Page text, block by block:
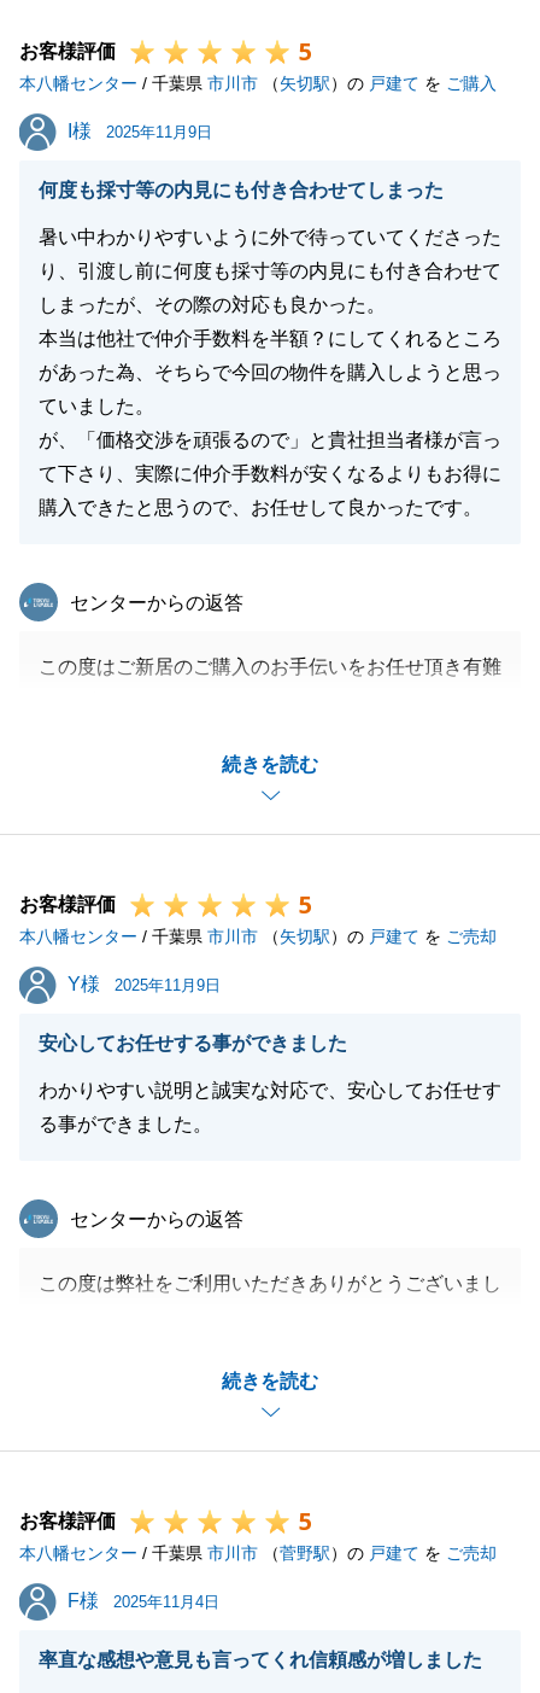
閉じる
お客様評価 5
本八幡センター / 千葉県 市川市 （矢切駅）の 戸建て を ご購入
I様
I様 2025年11月9日
何度も採寸等の内見にも付き合わせてしまった
暑い中わかりやすいように外で待っていてくださった
り、引渡し前に何度も採寸等の内見にも付き合わせて
しまったが、その際の対応も良かった。
本当は他社で仲介手数料を半額？にしてくれるところ
があった為、そちらで今回の物件を購入しようと思っ
ていました。
が、「価格交渉を頑張るので」と貴社担当者様が言っ
て下さり、実際に仲介手数料が安くなるよりもお得に
購入できたと思うので、お任せして良かったです。
続きを読む
東急リバブル
センターからの返答
この度はご新居のご購入のお手伝いをお任せ頂き有難
この度は誠に有難うございました。
閉じる
お客様評価 5
本八幡センター / 千葉県 市川市 （矢切駅）の 戸建て を ご売却
Y様
Y様 2025年11月9日
安心してお任せする事ができました
わかりやすい説明と誠実な対応で、安心してお任せす
る事ができました。
続きを読む
東急リバブル
センターからの返答
この度は弊社をご利用いただきありがとうございまし
引渡後もしっかりとサポートさせていただきますの
で、どうぞよろしくお願いいたします。
閉じる
お客様評価 5
本八幡センター / 千葉県 市川市 （菅野駅）の 戸建て を ご売却
F様
F様 2025年11月4日
率直な感想や意見も言ってくれ信頼感が増しました